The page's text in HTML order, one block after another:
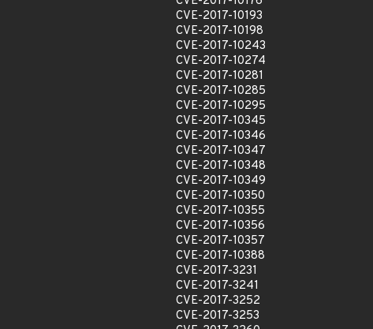
CVE-2017-10193
CVE-2017-10198
CVE-2017-10243
CVE-2017-10274
CVE-2017-10281
CVE-2017-10285
CVE-2017-10295
CVE-2017-10345
CVE-2017-10346
CVE-2017-10347
CVE-2017-10348
CVE-2017-10349
CVE-2017-10350
CVE-2017-10355
CVE-2017-10356
CVE-2017-10357
CVE-2017-10388
CVE-2017-3231
CVE-2017-3241
CVE-2017-3252
CVE-2017-3253